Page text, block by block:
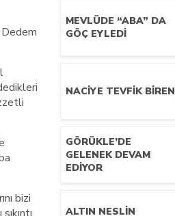
bizi
MEVLÜDE “ABA” DA
GÖÇ EYLEDI
NACIYE TEVFIK BIREN
GÖRÜKLE’DE
GELENEK DEVAM
EDIYOR
ALTIN NESLIN